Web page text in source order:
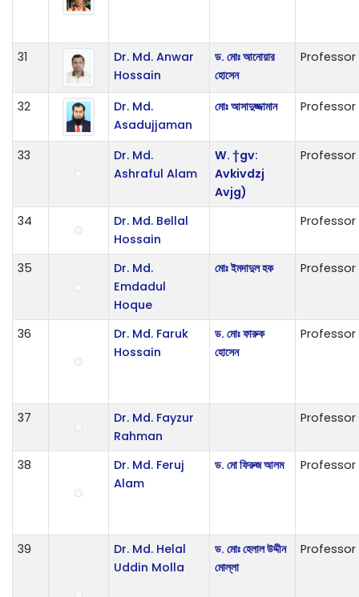
31
Dr. Md. Anwar
Hossain
ড. মোঃ আনোয়ার
হোসেন
Professor
32
Dr. Md.
Asadujjaman
মোঃ আসাদুজ্জামান Professor
33
Dr. Md.
Ashraful Alam
W. †gv:
Avkivdzj
Avjg)
Professor
34
Dr. Md. Bellal
Hossain
Professor
35
Dr. Md.
Emdadul
Hoque
মোঃ ইমদাদুল হক Professor
36
Dr. Md. Faruk
Hossain
ড. মোঃ ফারুক
হোসেন
Professor
37
Dr. Md. Fayzur
Rahman
Professor
38
Dr. Md. Feruj
Alam
ড. মো ফিরুজ আলম Professor
39
Dr. Md. Helal
Uddin Molla
ড. মোঃ হেলাল উদ্দীন
মোল্লা
Professor